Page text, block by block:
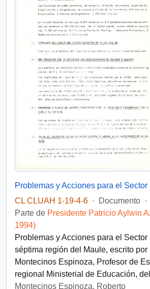
CL CLUAH 1-19-4-6 · Documento ·
Parte de Presidente Patricio Aylwin
1994)
Problemas y Acciones para el
séptima región del Maule, escrito por
Montecinos Espinoza, Profesor de
regional Ministerial de Educación,
Montecinos Espinoza, Roberto